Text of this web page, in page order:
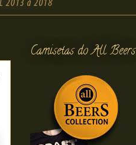
Camisetas do All Beers